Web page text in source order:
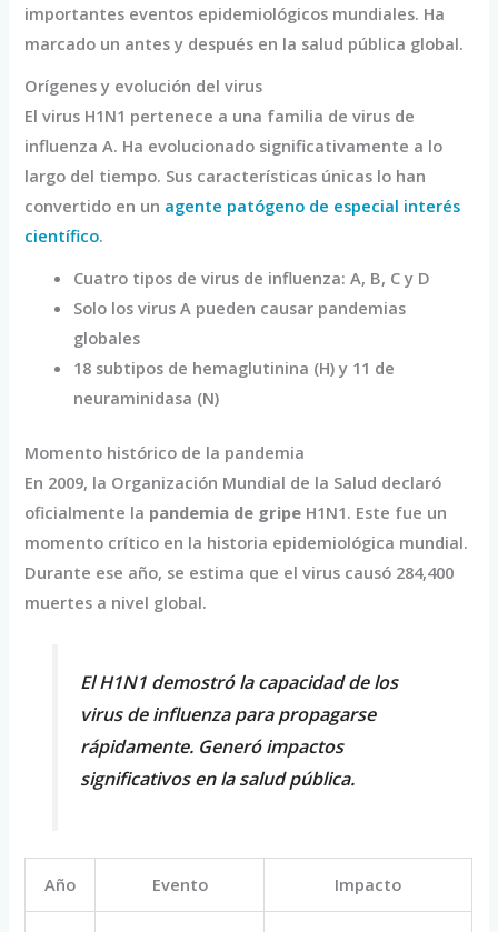
importantes eventos epidemiológicos mundiales. Ha
marcado un antes y después en la salud pública global.
Orígenes y evolución del virus
El virus H1N1 pertenece a una familia de virus de
influenza A. Ha evolucionado significativamente a lo
largo del tiempo. Sus características únicas lo han
convertido en un agente patógeno de especial interés
científico.
Cuatro tipos de virus de influenza: A, B, C y D
Solo los virus A pueden causar pandemias
globales
18 subtipos de hemaglutinina (H) y 11 de
neuraminidasa (N)
Momento histórico de la pandemia
En 2009, la Organización Mundial de la Salud declaró
oficialmente la pandemia de gripe H1N1. Este fue un
momento crítico en la historia epidemiológica mundial.
Durante ese año, se estima que el virus causó 284,400
muertes a nivel global.
El H1N1 demostró la capacidad de los
virus de influenza para propagarse
rápidamente. Generó impactos
significativos en la salud pública.
Año Evento Impacto